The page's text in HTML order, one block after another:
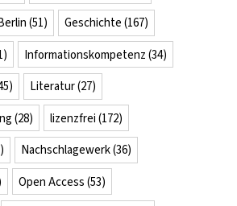
(51) Geschichte (167)
Informationskompetenz (34)
Literatur(27)
(28) lizenzfrei (172)
Nachschlagewerk(36)
Open Access (53)